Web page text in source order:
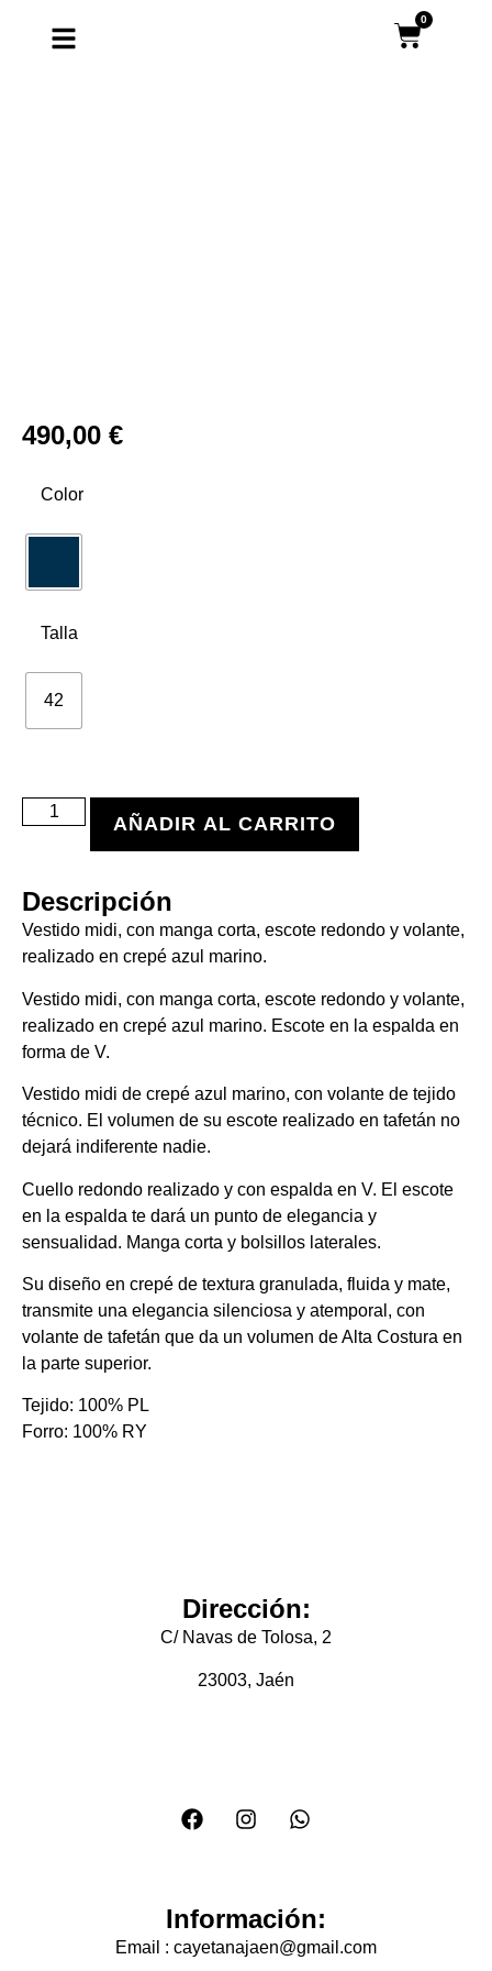
0
490,00 €
Color
Talla
42
AÑADIR AL CARRITO
Descripción
Vestido midi, con manga corta, escote redondo y volante,
realizado en crepé azul marino.
Vestido midi, con manga corta, escote redondo y volante,
realizado en crepé azul marino. Escote en la espalda en
forma de V.
Vestido midi de crepé azul marino, con volante de tejido
técnico. El volumen de su escote realizado en tafetán no
dejará indiferente nadie.
Cuello redondo realizado y con espalda en V. El escote
en la espalda te dará un punto de elegancia y
sensualidad. Manga corta y bolsillos laterales.
Su diseño en crepé de textura granulada, fluida y mate,
transmite una elegancia silenciosa y atemporal, con
volante de tafetán que da un volumen de Alta Costura en
la parte superior.
Tejido: 100% PL
Forro: 100% RY
Dirección:
C/ Navas de Tolosa, 2
23003, Jaén
Información:
Email : cayetanajaen@gmail.com